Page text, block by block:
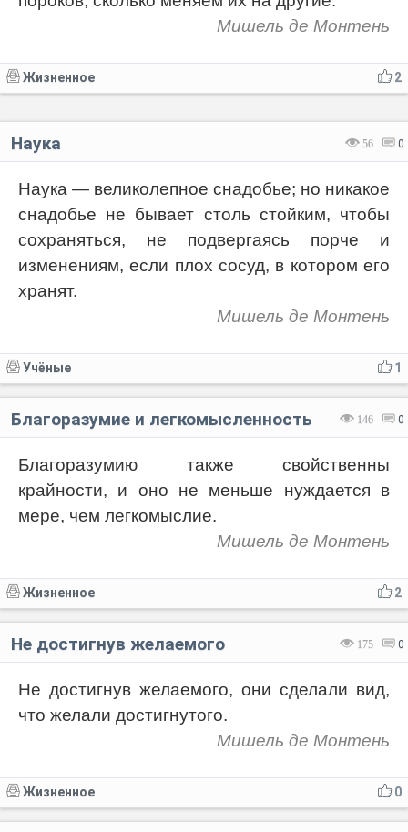
Мишель де Монтень
2
Жизненное
56 0
Наука
Наука — великолепное снадобье; но никакое
снадобье не бывает столь стойким, чтобы
сохраняться, не подвергаясь порче и
изменениям, если плох сосуд, в котором его
хранят.
Мишель де Монтень
1
Учёные
146 0
Благоразумие и легкомысленность
Благоразумию также свойственны
крайности, и оно не меньше нуждается в
мере, чем легкомыслие.
Мишель де Монтень
2
Жизненное
175 0
Не достигнув желаемого
Не достигнув желаемого, они сделали вид,
что желали достигнутого.
Мишель де Монтень
0
Жизненное